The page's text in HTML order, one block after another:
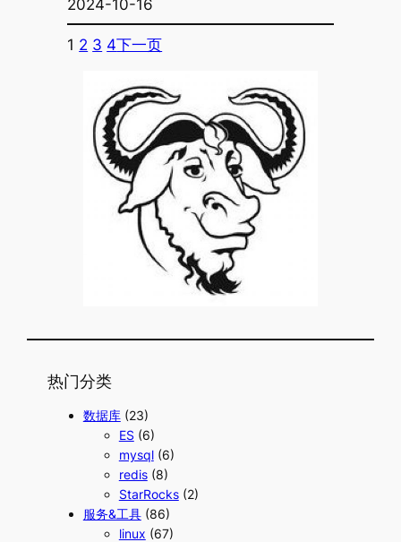
2024-10-16
1 2 3 4下一页
热门分类
数据库(23)
ES(6)
mysql(6)
redis(8)
StarRocks(2)
服务&工具(86)
linux (67)